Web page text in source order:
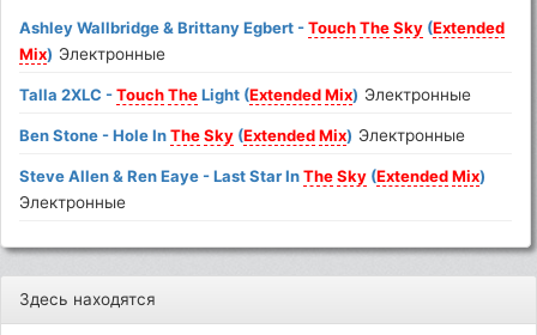
Ashley Wallbridge & Brittany Egbert -Touch The Sky (Extended
Mix) Электронные
Talla 2XLC -Touch TheLight (Extended Mix) Электронные
Ben Stone - Hole InThe Sky (Extended Mix) Электронные
Steve Allen & Ren Eaye - Last Star InThe Sky (Extended Mix)
Электронные
Здесь находятся